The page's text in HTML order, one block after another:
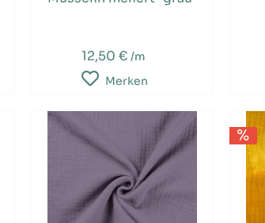
12,50 € /m
Merken